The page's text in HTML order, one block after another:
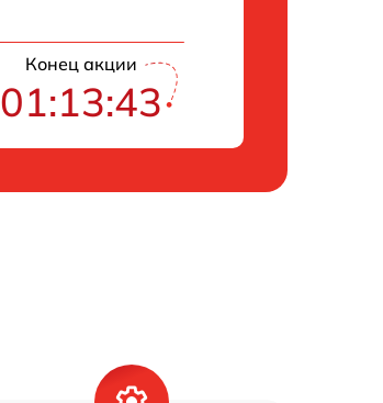
Конец акции
01:13:42